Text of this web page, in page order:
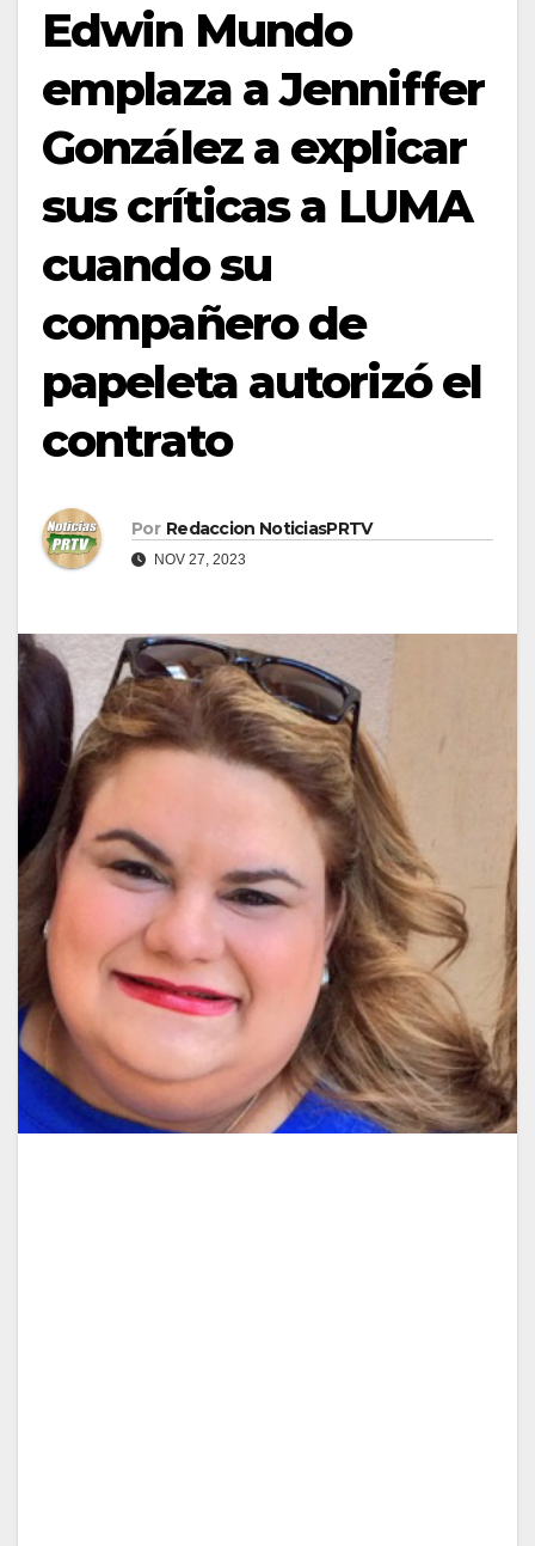
Edwin Mundo
emplaza a Jenniffer
González a explicar
sus críticas a LUMA
cuando su
compañero de
papeleta autorizó el
contrato
Por Redaccion NoticiasPRTV
NOV 27, 2023